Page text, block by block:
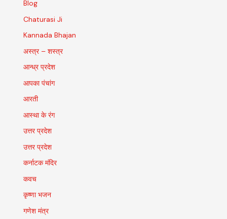
Blog
Chaturasi Ji
Kannada Bhajan
अस्त्र – शस्त्र
आन्ध्र प्रदेश
आपका पंचांग
आरती
आस्था के रंग
उत्तर प्रदेश
उत्तर प्रदेश
कर्नाटक मंदिर
कवच
कृष्णा भजन
गणेश मंत्र